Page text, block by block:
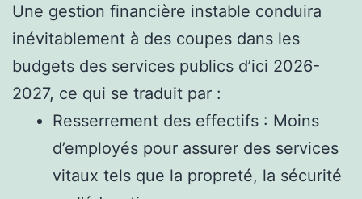
Une gestion financière instable conduira
inévitablement à des coupes dans les
budgets des services publics d’ici 2026-
2027, ce qui se traduit par :
Resserrement des effectifs : Moins
d’employés pour assurer des services
vitaux tels que la propreté, la sécurité